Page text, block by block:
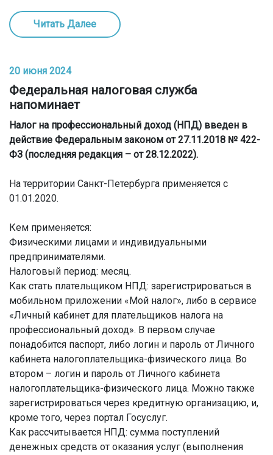
Читать Далее
20 июня 2024
Федеральная налоговая служба
напоминает
Налог на профессиональный доход (НПД) введен в
действие Федеральным законом от 27.11.2018 № 422-
ФЗ (последняя редакция – от 28.12.2022).
На территории Санкт-Петербурга применяется с
01.01.2020.
Кем применяется:
Физическими лицами и индивидуальными
предпринимателями.
Налоговый период: месяц.
Как стать плательщиком НПД: зарегистрироваться в
мобильном приложении «Мой налог», либо в сервисе
«Личный кабинет для плательщиков налога на
профессиональный доход». В первом случае
понадобится паспорт, либо логин и пароль от Личного
кабинета налогоплательщика-физического лица. Во
втором – логин и пароль от Личного кабинета
налогоплательщика-физического лица. Можно также
зарегистрироваться через кредитную организацию, и,
кроме того, через портал Госуслуг.
Как рассчитывается НПД: сумма поступлений
денежных средств от оказания услуг (выполнения